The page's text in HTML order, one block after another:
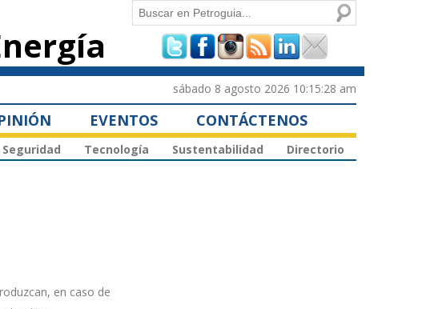
Formulario de
búsqueda
Buscar
sábado 8 agosto 2026 10:15:28 am
EVENTOS CONTÁCTENOS
Tecnología Sustentabilidad Directorio
en caso de